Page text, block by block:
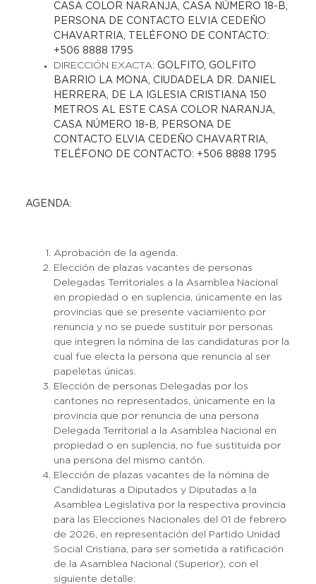
CASA COLOR NARANJA, CASA NÚMERO 18-B,
PERSONA DE CONTACTO ELVIA CEDEÑO
CHAVARTRIA, TELÉFONO DE CONTACTO:
+506 8888 1795
DIRECCIÓN EXACTA: GOLFITO, GOLFITO
BARRIO LA MONA, CIUDADELA DR. DANIEL
HERRERA, DE LA IGLESIA CRISTIANA 150
METROS AL ESTE CASA COLOR NARANJA,
CASA NÚMERO 18-B, PERSONA DE
CONTACTO ELVIA CEDEÑO CHAVARTRIA,
TELÉFONO DE CONTACTO: +506 8888 1795
AGENDA:
Aprobación de la agenda.
Elección de plazas vacantes de personas
Delegadas Territoriales a la Asamblea Nacional
en propiedad o en suplencia, únicamente en las
provincias que se presente vaciamiento por
renuncia y no se puede sustituir por personas
que integren la nómina de las candidaturas por la
cual fue electa la persona que renuncia al ser
papeletas únicas.
Elección de personas Delegadas por los
cantones no representados, únicamente en la
provincia que por renuncia de una persona
Delegada Territorial a la Asamblea Nacional en
propiedad o en suplencia, no fue sustituida por
una persona del mismo cantón.
Elección de plazas vacantes de la nómina de
Candidaturas a Diputados y Diputadas a la
Asamblea Legislativa por la respectiva provincia
para las Elecciones Nacionales del 01 de febrero
de 2026, en representación del Partido Unidad
Social Cristiana, para ser sometida a ratificación
de la Asamblea Nacional (Superior), con el
siguiente detalle: